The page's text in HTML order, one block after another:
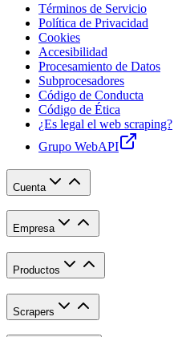
Términos de Servicio
Política de Privacidad
Cookies
Accesibilidad
Procesamiento de Datos
Subprocesadores
Código de Conducta
Código de Ética
¿Es legal el web scraping?
Grupo WebAPI
Cuenta
Empresa
Productos
Scrapers